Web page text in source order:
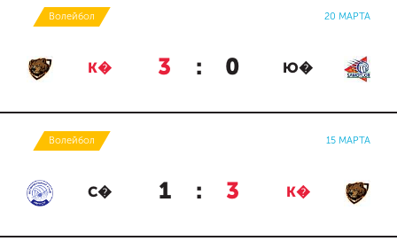
Волейбол 20 МАРТА
К� 3 : 0 Ю�
Волейбол 15 МАРТА
С� 1 : 3 К�